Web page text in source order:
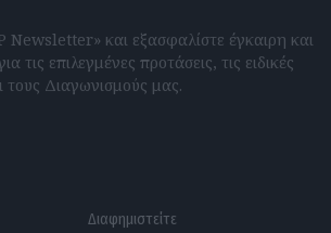
Newsletter» και εξασφαλίστε έγκαιρη και
τις επιλεγμένες προτάσεις, τις ειδικές
Διαγωνισμούς μας.
Διαφημιστείτε